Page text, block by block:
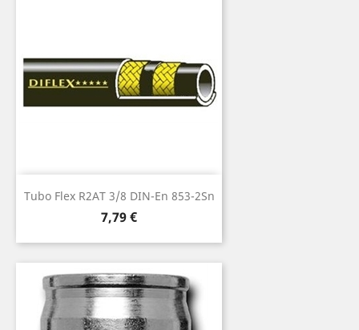
Tubo Flex R2AT 3/8 DIN-En 853-2Sn
Prezzo
7,79 €